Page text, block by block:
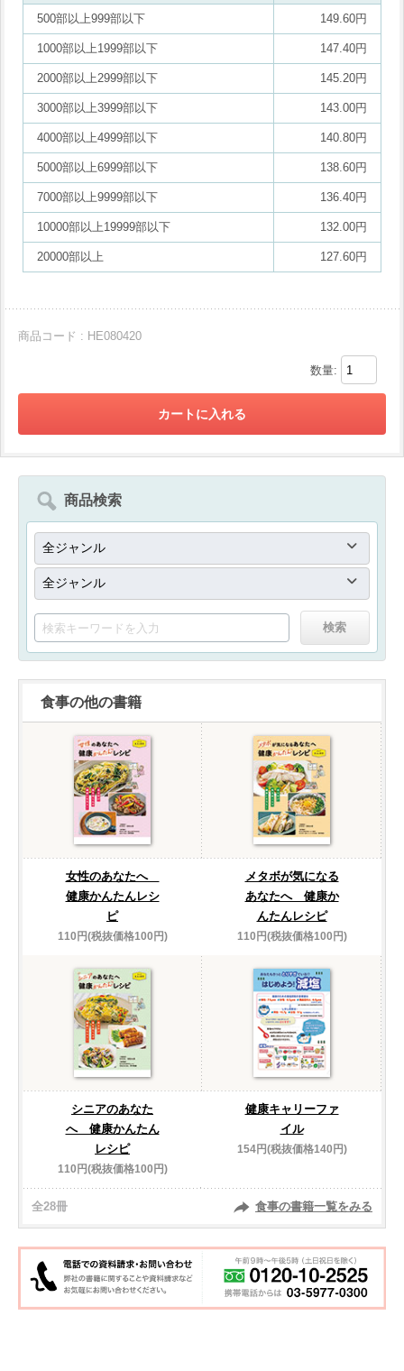
500部以上999部以下 149.60円
1000部以上1999部以下 147.40円
2000部以上2999部以下 145.20円
3000部以上3999部以下 143.00円
4000部以上4999部以下 140.80円
5000部以上6999部以下 138.60円
7000部以上9999部以下 136.40円
10000部以上19999部以下 132.00円
20000部以上 127.60円
商品コード : HE080420
数量:
商品検索
食事の他の書籍
女性のあなたへ
健康かんたんレシ
ピ
110円(税抜価格100円)
メタボが気になる
あなたへ 健康か
んたんレシピ
110円(税抜価格100円)
シニアのあなた
へ 健康かんたん
レシピ
110円(税抜価格100円)
健康キャリーファ
イル
154円(税抜価格140円)
全28冊 食事の書籍一覧をみる